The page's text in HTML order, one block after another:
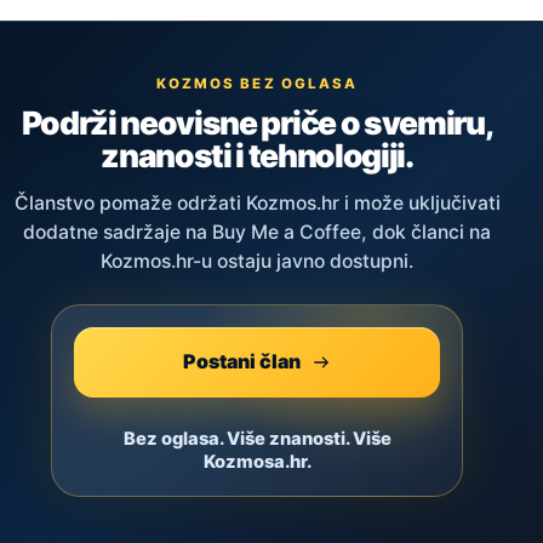
KOZMOS BEZ OGLASA
Podrži neovisne priče o svemiru,
znanosti i tehnologiji.
Članstvo pomaže održati Kozmos.hr i može uključivati
dodatne sadržaje na Buy Me a Coffee, dok članci na
Kozmos.hr-u ostaju javno dostupni.
Postani član
Bez oglasa. Više znanosti. Više
Kozmosa.hr.